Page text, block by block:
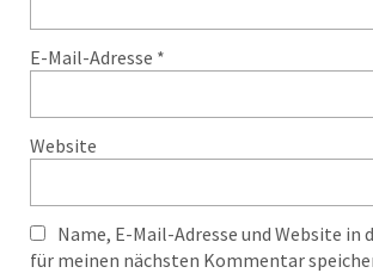
E-Mail-Adresse *
Website
Name, E-Mail-Adresse und Website in
für meinen nächsten Kommentar